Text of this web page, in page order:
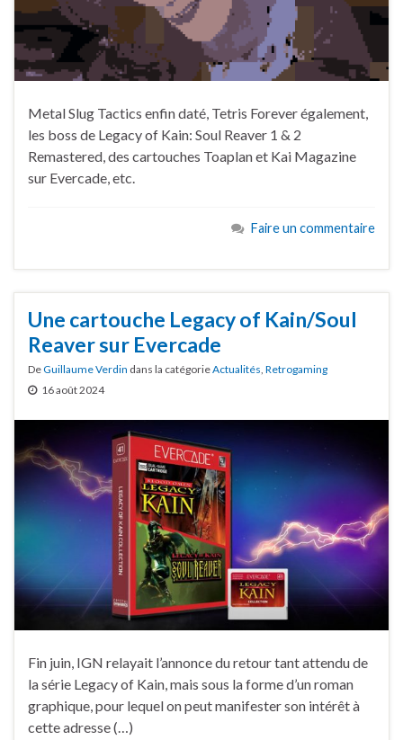
Metal Slug Tactics enfin daté, Tetris Forever également,
les boss de Legacy of Kain: Soul Reaver 1 & 2
Remastered, des cartouches Toaplan et Kai Magazine
sur Evercade, etc.
Faire un commentaire
Une cartouche Legacy of Kain/Soul
Reaver sur Evercade
DeGuillaume Verdin dans la catégorieActualités Retrogaming
16 août 2024
Fin juin, IGN relayait l’annonce du retour tant attendu de
la série Legacy of Kain, mais sous la forme d’un roman
graphique, pour lequel on peut manifester son intérêt à
cette adresse (…)